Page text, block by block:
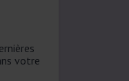
votre